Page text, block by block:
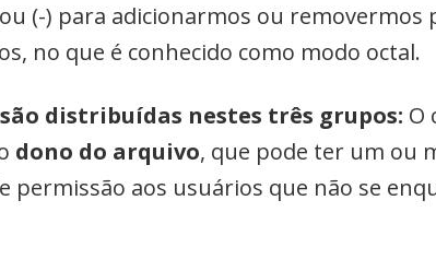
(-) para adicionarmos ou removermos
no que é conhecido como modo octal.
distribuídas nestes três grupos: O
dono do arquivo, que pode ter um ou
permissão aos usuários que não se